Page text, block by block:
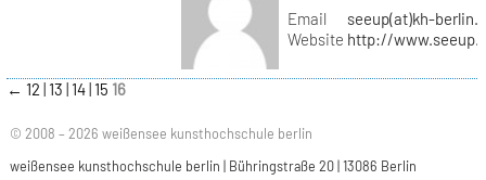
Email
seeup(at)kh-
Website http://
← 12 13 14 15 16
© 2008 – 2026 weißensee kunsthochschule berlin
weißensee kunsthochschule berlin | Bühringstraße 20 | 13086 Berlin